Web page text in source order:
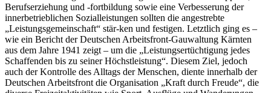
Berufserziehung und -fortbildung sowie eine Verbesserung der
innerbetrieblichen Sozialleistungen sollten die angestrebte
„Leistungsgemeinschaft“ stär-ken und festigen. Letztlich ging es –
wie ein Bericht der Deutschen Arbeitsfront-Gauwaltung Kärnten
aus dem Jahre 1941 zeigt – um die „Leistungsertüchtigung jedes
Schaffenden bis zu seiner Höchstleistung“. Diesem Ziel, jedoch
auch der Kontrolle des Alltags der Menschen, diente innerhalb der
Deutschen Arbeitsfront die Organisation „Kraft durch Freude“, die